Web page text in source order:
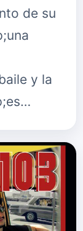
de su
y la